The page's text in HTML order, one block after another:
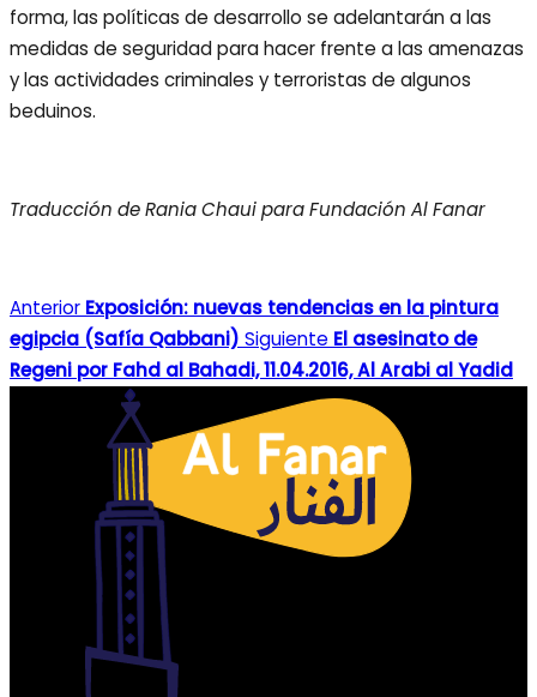
forma, las políticas de desarrollo se adelantarán a las
medidas de seguridad para hacer frente a las amenazas
y las actividades criminales y terroristas de algunos
beduinos.
Traducción de Rania Chaui para Fundación Al Fanar
Anterior Exposición: nuevas tendencias en la pintura
egipcia (Safía Qabbani) Siguiente El asesinato de
Regeni por Fahd al Bahadi, 11.04.2016, Al Arabi al Yadid